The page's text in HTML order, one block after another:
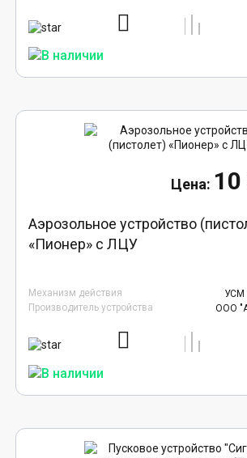
Аэрозольное устройство
«Пионер» с ЛЦУ
Механизм действия
УСМ
Производитель устройства
ООО